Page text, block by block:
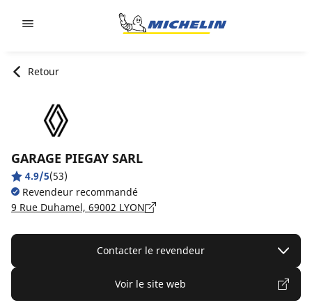
Retour
GARAGE PIEGAY SARL
4.9/5(53)
Revendeur recommandé
9 Rue Duhamel, 69002 LYON
Contacter le revendeur
Voir le site web